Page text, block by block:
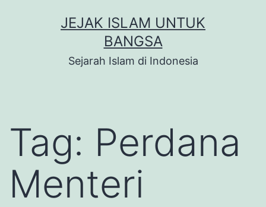
JEJAK ISLAM UNTUK
BANGSA
Sejarah Islam di Indonesia
Tag: Perdana
Menteri